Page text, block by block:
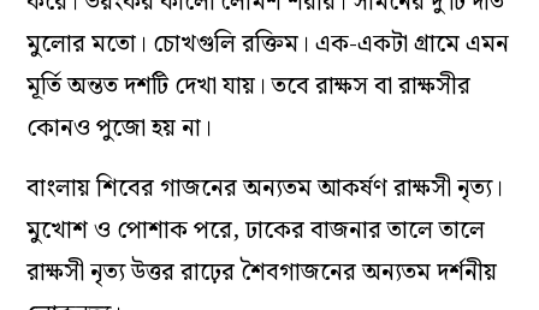
মুলোর মতো। চোখগুলি রক্তিম। এক-একটা গ্রামে এমন
মূর্তি অন্তত দশটি দেখা যায়। তবে রাক্ষস বা রাক্ষসীর
কোনও পুজো হয় না।
বাংলায় শিবের গাজনের অন্যতম আকর্ষণ রাক্ষসী নৃত্য।
মুখোশ ও পোশাক পরে, ঢাকের বাজনার তালে তালে
রাক্ষসী নৃত্য উত্তর রাঢ়ের শৈবগাজনের অন্যতম দর্শনীয়